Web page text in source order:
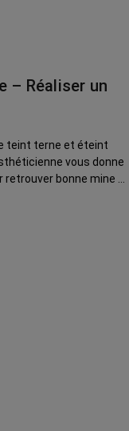
– Réaliser un
teint terne et éteint
vous donne
bonne mine et